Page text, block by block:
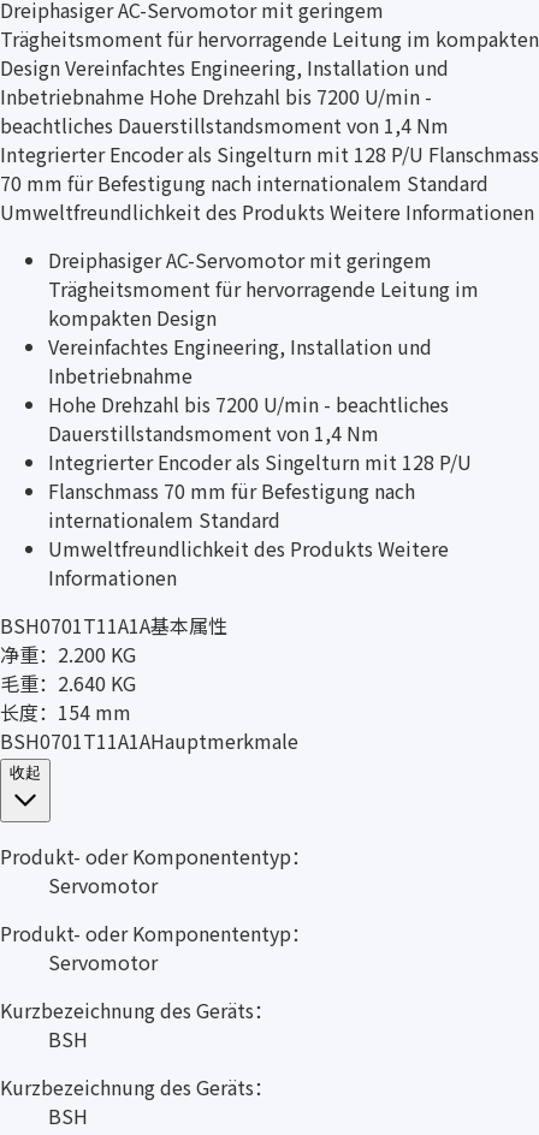
Dreiphasiger AC-Servomotor mit geringem
Trägheitsmoment für hervorragende Leitung im kompakten
Design Vereinfachtes Engineering, Installation und
Inbetriebnahme Hohe Drehzahl bis 7200 U/min -
beachtliches Dauerstillstandsmoment von 1,4 Nm
Integrierter Encoder als Singelturn mit 128 P/U Flanschmass
70 mm für Befestigung nach internationalem Standard
Umweltfreundlichkeit des Produkts Weitere Informationen
Dreiphasiger AC-Servomotor mit geringem
Trägheitsmoment für hervorragende Leitung im
kompakten Design
Vereinfachtes Engineering, Installation und
Inbetriebnahme
Hohe Drehzahl bis 7200 U/min - beachtliches
Dauerstillstandsmoment von 1,4 Nm
Integrierter Encoder als Singelturn mit 128 P/U
Flanschmass 70 mm für Befestigung nach
internationalem Standard
Umweltfreundlichkeit des Produkts Weitere
Informationen
BSH0701T11A1A基本属性
净重：2.200 KG
毛重：2.640 KG
长度：154 mm
BSH0701T11A1AHauptmerkmale
收起
Produkt- oder Komponententyp：
Servomotor
Produkt- oder Komponententyp：
Servomotor
Kurzbezeichnung des Geräts：
BSH
Kurzbezeichnung des Geräts：
BSH